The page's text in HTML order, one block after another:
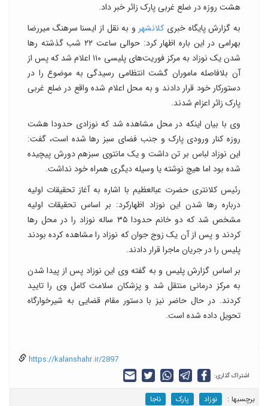
هشت روزه در ضلع غربی پارک زائر خبر داد.
به گزارش پایگاه خبری کلانشهر و به نقل از ایسنا سرهنگ میررضا
بهرامی در این باره اظهار کرد: حوالی ساعت ۲۲ شب گذشته رها
شدن یک نوزاد به مرکز فوریت‌های پلیسی ۱۱۰ اعلام شد که پس از
آن بلافاصله ماموران گشت انتظامی رسیدگی به موضوع را در
دستورکار خود قرار دادند و به محل اعلام شده واقع در ضلع غربی
پارک زائر اعزام شدند.
وی با بیان اینکه در محل مشاهده شد که نوزادی حدودا هشت
روزه کنار ورودی پارک و جنب فضای سبز رها شده است، گفت:
این نوزاد لباس بر تن داشت و یک مانتوی سبزهم دورش پیچیده
شده بود اما هیچ نوشته یا وسیله دیگری همراه خود نداشت.
رئیس کلانتری حضرت عبالعظیم با اشاره به آغاز تحقیقات اولیه
درباره رها شدن این نوزاد اظهارکرد: بر اساس تحقیقات اولیه
مشخص شد که دو خانم حدودا ۳۵ ساله نوزاد را در محل رها
کردند و پس از آن یک زوج جوان که نوزاد را مشاهده کرده بودند
پلیس را در جریان ماجرا قرار دادند.
بر اساس گزارش پلیس و به گفته وی این نوزاد پس از پیدا شدن
به مرکز درمانی منتقل شد و پزشکان سلامت کامل وی را تایید
کردند. در حال حاضر نیز با دستور مقام قضایی به شیرخوارگاه
تحویل داده شده است.
https://kalanshahr.ir/2897
اشتراک گذاری:
برچسب‎ها : نوزاد پارک ناجا